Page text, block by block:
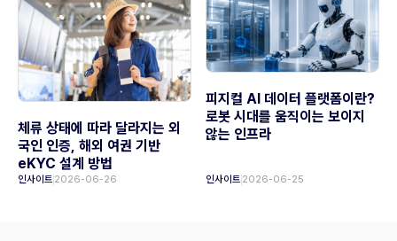
체류 상태에 따라 달라지는 외
국인 인증, 해외 여권 기반
eKYC 설계 방법
인사이트 2026-06-26
피지컬 AI 데이터 플랫폼이란?
로봇 시대를 움직이는 보이지
않는 인프라
인사이트 2026-06-25